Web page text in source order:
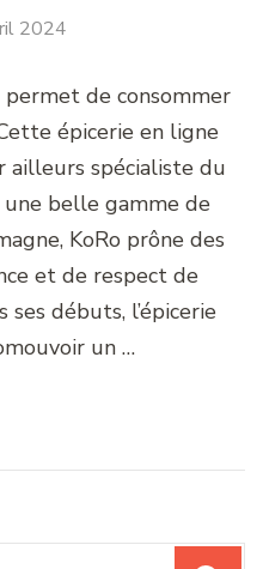
2024
permet de consommer
épicerie en ligne
ailleurs spécialiste du
une belle gamme de
KoRo prône des
et de respect de
ses débuts, l’épicerie
un …